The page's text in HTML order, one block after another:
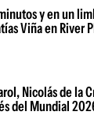
y en un
Viña en River
Nicolás de la
del Mundial